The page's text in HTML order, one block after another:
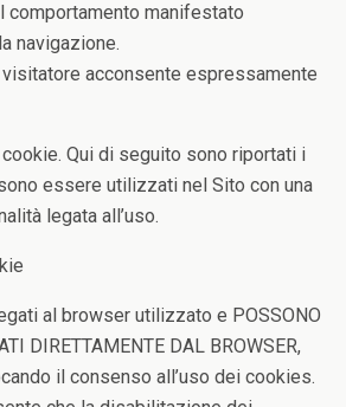
manifestato
navigazione.
acconsente espressamente
Qui di seguito sono riportati i
essere utilizzati nel Sito con una
legata all’uso.
al browser utilizzato e POSSONO
DIRETTAMENTE DAL BROWSER,
il consenso all’uso dei cookies.